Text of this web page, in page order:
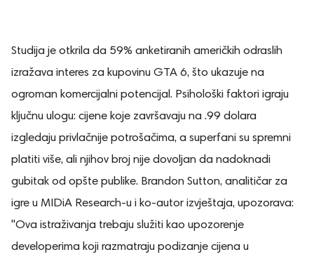
Studija je otkrila da 59% anketiranih američkih odraslih
izražava interes za kupovinu GTA 6, što ukazuje na
ogroman komercijalni potencijal. Psihološki faktori igraju
ključnu ulogu: cijene koje završavaju na .99 dolara
izgledaju privlačnije potrošačima, a superfani su spremni
platiti više, ali njihov broj nije dovoljan da nadoknadi
gubitak od opšte publike. Brandon Sutton, analitičar za
igre u MIDiA Research-u i ko-autor izvještaja, upozorava:
"Ova istraživanja trebaju služiti kao upozorenje
developerima koji razmatraju podizanje cijena u